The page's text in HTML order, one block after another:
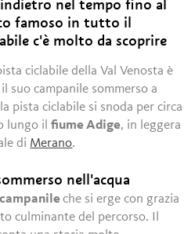
nel tempo fino al
famoso in tutto il
c'è molto da scoprire
ciclabile della Val Venosta è
suo campanile sommerso a
pista ciclabile si snoda per circa
lungo ilfiume Adige, in leggera
di Merano.
nell'acqua
campanileche si erge con grazia
culminante del percorso. Il